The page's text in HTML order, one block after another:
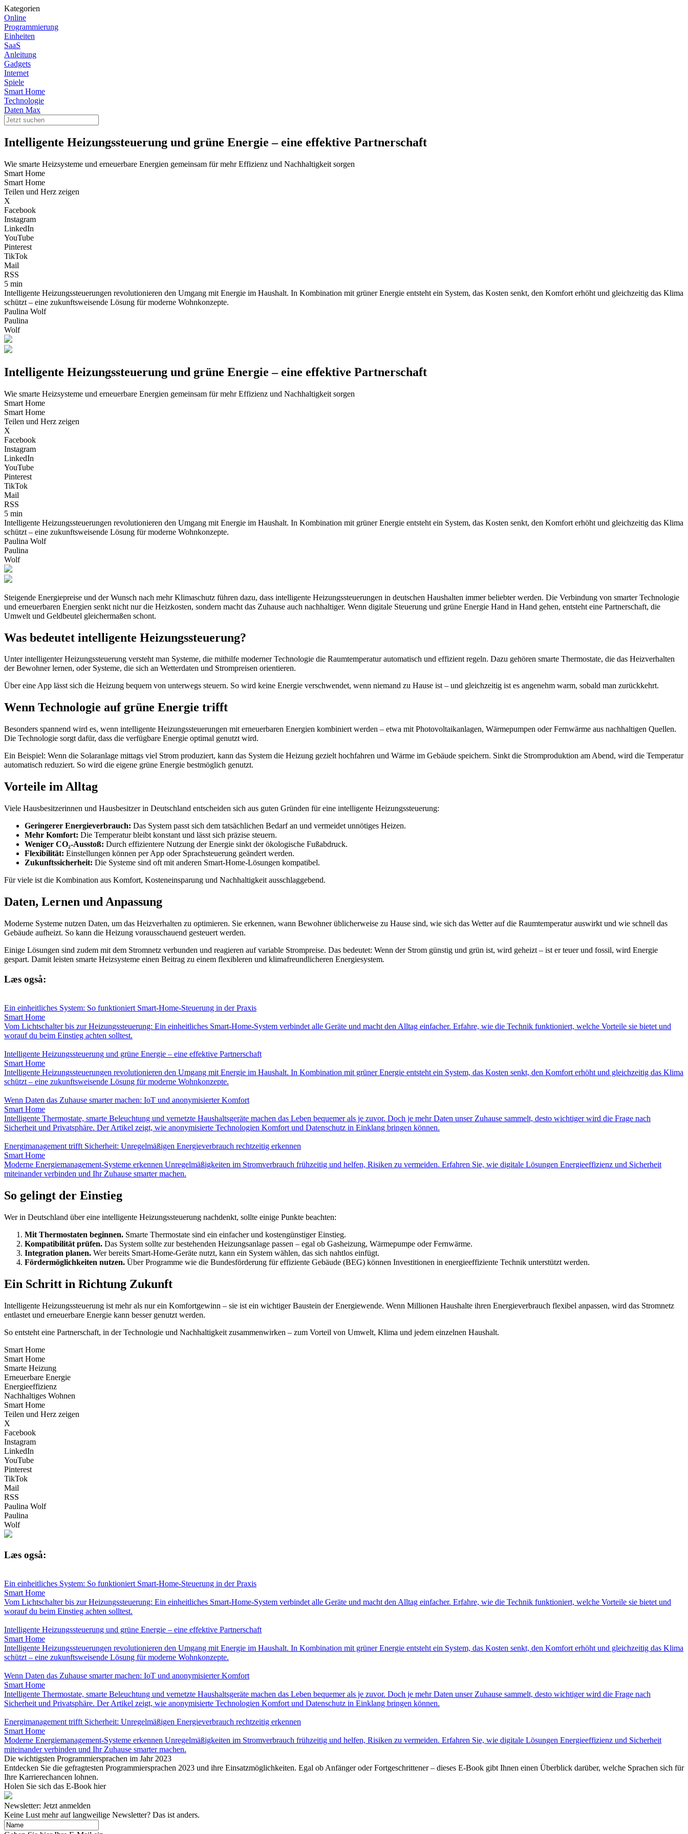
Kategorien
Online
Programmierung
Einheiten
SaaS
Anleitung
Gadgets
Internet
Spiele
Smart Home
Technologie
Daten Max
Intelligente Heizungssteuerung und grüne Energie – eine effektive Partnerschaft
Wie smarte Heizsysteme und erneuerbare Energien gemeinsam für mehr Effizienz und Nachhaltigkeit sorgen
Smart Home
Smart Home
Teilen und Herz zeigen
X
Facebook
Instagram
LinkedIn
YouTube
Pinterest
TikTok
Mail
RSS
5 min
Intelligente Heizungssteuerungen revolutionieren den Umgang mit Energie im Haushalt. In Kombination mit grüner Energie entsteht ein System, das Kosten senkt, den Komfort erhöht und gleichzeitig das Klima
schützt – eine zukunftsweisende Lösung für moderne Wohnkonzepte.
Paulina Wolf
Paulina
Wolf
Intelligente Heizungssteuerung und grüne Energie – eine effektive Partnerschaft
Wie smarte Heizsysteme und erneuerbare Energien gemeinsam für mehr Effizienz und Nachhaltigkeit sorgen
Smart Home
Smart Home
Teilen und Herz zeigen
X
Facebook
Instagram
LinkedIn
YouTube
Pinterest
TikTok
Mail
RSS
5 min
Intelligente Heizungssteuerungen revolutionieren den Umgang mit Energie im Haushalt. In Kombination mit grüner Energie entsteht ein System, das Kosten senkt, den Komfort erhöht und gleichzeitig das Klima
schützt – eine zukunftsweisende Lösung für moderne Wohnkonzepte.
Paulina Wolf
Paulina
Wolf
Steigende Energiepreise und der Wunsch nach mehr Klimaschutz führen dazu, dass intelligente Heizungssteuerungen in deutschen Haushalten immer beliebter werden. Die Verbindung von smarter Technologie
und erneuerbaren Energien senkt nicht nur die Heizkosten, sondern macht das Zuhause auch nachhaltiger. Wenn digitale Steuerung und grüne Energie Hand in Hand gehen, entsteht eine Partnerschaft, die
Umwelt und Geldbeutel gleichermaßen schont.
Was bedeutet intelligente Heizungssteuerung?
Unter intelligenter Heizungssteuerung versteht man Systeme, die mithilfe moderner Technologie die Raumtemperatur automatisch und effizient regeln. Dazu gehören smarte Thermostate, die das Heizverhalten
der Bewohner lernen, oder Systeme, die sich an Wetterdaten und Strompreisen orientieren.
Über eine App lässt sich die Heizung bequem von unterwegs steuern. So wird keine Energie verschwendet, wenn niemand zu Hause ist – und gleichzeitig ist es angenehm warm, sobald man zurückkehrt.
Wenn Technologie auf grüne Energie trifft
Besonders spannend wird es, wenn intelligente Heizungssteuerungen mit erneuerbaren Energien kombiniert werden – etwa mit Photovoltaikanlagen, Wärmepumpen oder Fernwärme aus nachhaltigen Quellen.
Die Technologie sorgt dafür, dass die verfügbare Energie optimal genutzt wird.
Ein Beispiel: Wenn die Solaranlage mittags viel Strom produziert, kann das System die Heizung gezielt hochfahren und Wärme im Gebäude speichern. Sinkt die Stromproduktion am Abend, wird die Temperatur
automatisch reduziert. So wird die eigene grüne Energie bestmöglich genutzt.
Vorteile im Alltag
Viele Hausbesitzerinnen und Hausbesitzer in Deutschland entscheiden sich aus guten Gründen für eine intelligente Heizungssteuerung:
Geringerer Energieverbrauch: Das System passt sich dem tatsächlichen Bedarf an und vermeidet unnötiges Heizen.
Mehr Komfort: Die Temperatur bleibt konstant und lässt sich präzise steuern.
Weniger CO₂-Ausstoß: Durch effizientere Nutzung der Energie sinkt der ökologische Fußabdruck.
Flexibilität: Einstellungen können per App oder Sprachsteuerung geändert werden.
Zukunftssicherheit: Die Systeme sind oft mit anderen Smart-Home-Lösungen kompatibel.
Für viele ist die Kombination aus Komfort, Kosteneinsparung und Nachhaltigkeit ausschlaggebend.
Daten, Lernen und Anpassung
Moderne Systeme nutzen Daten, um das Heizverhalten zu optimieren. Sie erkennen, wann Bewohner üblicherweise zu Hause sind, wie sich das Wetter auf die Raumtemperatur auswirkt und wie schnell das
Gebäude aufheizt. So kann die Heizung vorausschauend gesteuert werden.
Einige Lösungen sind zudem mit dem Stromnetz verbunden und reagieren auf variable Strompreise. Das bedeutet: Wenn der Strom günstig und grün ist, wird geheizt – ist er teuer und fossil, wird Energie
gespart. Damit leisten smarte Heizsysteme einen Beitrag zu einem flexibleren und klimafreundlicheren Energiesystem.
Læs også:
Ein einheitliches System: So funktioniert Smart-Home-Steuerung in der Praxis
Smart Home
Vom Lichtschalter bis zur Heizungssteuerung: Ein einheitliches Smart-Home-System verbindet alle Geräte und macht den Alltag einfacher. Erfahre, wie die Technik funktioniert, welche Vorteile sie bietet und
worauf du beim Einstieg achten solltest.
Intelligente Heizungssteuerung und grüne Energie – eine effektive Partnerschaft
Smart Home
Intelligente Heizungssteuerungen revolutionieren den Umgang mit Energie im Haushalt. In Kombination mit grüner Energie entsteht ein System, das Kosten senkt, den Komfort erhöht und gleichzeitig das Klima
schützt – eine zukunftsweisende Lösung für moderne Wohnkonzepte.
Wenn Daten das Zuhause smarter machen: IoT und anonymisierter Komfort
Smart Home
Intelligente Thermostate, smarte Beleuchtung und vernetzte Haushaltsgeräte machen das Leben bequemer als je zuvor. Doch je mehr Daten unser Zuhause sammelt, desto wichtiger wird die Frage nach
Sicherheit und Privatsphäre. Der Artikel zeigt, wie anonymisierte Technologien Komfort und Datenschutz in Einklang bringen können.
Energi­management trifft Sicherheit: Unregelmäßigen Energieverbrauch rechtzeitig erkennen
Smart Home
Moderne Energiemanagement-Systeme erkennen Unregelmäßigkeiten im Stromverbrauch frühzeitig und helfen, Risiken zu vermeiden. Erfahren Sie, wie digitale Lösungen Energieeffizienz und Sicherheit
miteinander verbinden und Ihr Zuhause smarter machen.
So gelingt der Einstieg
Wer in Deutschland über eine intelligente Heizungssteuerung nachdenkt, sollte einige Punkte beachten:
Mit Thermostaten beginnen. Smarte Thermostate sind ein einfacher und kostengünstiger Einstieg.
Kompatibilität prüfen. Das System sollte zur bestehenden Heizungsanlage passen – egal ob Gasheizung, Wärmepumpe oder Fernwärme.
Integration planen. Wer bereits Smart-Home-Geräte nutzt, kann ein System wählen, das sich nahtlos einfügt.
Fördermöglichkeiten nutzen. Über Programme wie die Bundesförderung für effiziente Gebäude (BEG) können Investitionen in energieeffiziente Technik unterstützt werden.
Ein Schritt in Richtung Zukunft
Intelligente Heizungssteuerung ist mehr als nur ein Komfortgewinn – sie ist ein wichtiger Baustein der Energiewende. Wenn Millionen Haushalte ihren Energieverbrauch flexibel anpassen, wird das Stromnetz
entlastet und erneuerbare Energie kann besser genutzt werden.
So entsteht eine Partnerschaft, in der Technologie und Nachhaltigkeit zusammenwirken – zum Vorteil von Umwelt, Klima und jedem einzelnen Haushalt.
Smart Home
Smart Home
Smarte Heizung
Erneuerbare Energie
Energieeffizienz
Nachhaltiges Wohnen
Smart Home
Teilen und Herz zeigen
X
Facebook
Instagram
LinkedIn
YouTube
Pinterest
TikTok
Mail
RSS
Paulina Wolf
Paulina
Wolf
Læs også:
Ein einheitliches System: So funktioniert Smart-Home-Steuerung in der Praxis
Smart Home
Vom Lichtschalter bis zur Heizungssteuerung: Ein einheitliches Smart-Home-System verbindet alle Geräte und macht den Alltag einfacher. Erfahre, wie die Technik funktioniert, welche Vorteile sie bietet und
worauf du beim Einstieg achten solltest.
Intelligente Heizungssteuerung und grüne Energie – eine effektive Partnerschaft
Smart Home
Intelligente Heizungssteuerungen revolutionieren den Umgang mit Energie im Haushalt. In Kombination mit grüner Energie entsteht ein System, das Kosten senkt, den Komfort erhöht und gleichzeitig das Klima
schützt – eine zukunftsweisende Lösung für moderne Wohnkonzepte.
Wenn Daten das Zuhause smarter machen: IoT und anonymisierter Komfort
Smart Home
Intelligente Thermostate, smarte Beleuchtung und vernetzte Haushaltsgeräte machen das Leben bequemer als je zuvor. Doch je mehr Daten unser Zuhause sammelt, desto wichtiger wird die Frage nach
Sicherheit und Privatsphäre. Der Artikel zeigt, wie anonymisierte Technologien Komfort und Datenschutz in Einklang bringen können.
Energi­management trifft Sicherheit: Unregelmäßigen Energieverbrauch rechtzeitig erkennen
Smart Home
Moderne Energiemanagement-Systeme erkennen Unregelmäßigkeiten im Stromverbrauch frühzeitig und helfen, Risiken zu vermeiden. Erfahren Sie, wie digitale Lösungen Energieeffizienz und Sicherheit
miteinander verbinden und Ihr Zuhause smarter machen.
Die wichtigsten Programmiersprachen im Jahr 2023
Entdecken Sie die gefragtesten Programmiersprachen 2023 und ihre Einsatzmöglichkeiten. Egal ob Anfänger oder Fortgeschrittener – dieses E-Book gibt Ihnen einen Überblick darüber, welche Sprachen sich für
Ihre Karrierechancen lohnen.
Holen Sie sich das E-Book hier
Newsletter: Jetzt anmelden
Keine Lust mehr auf langweilige Newsletter? Das ist anders.